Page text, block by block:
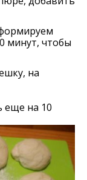
минут, чтобы
на
еще на 10